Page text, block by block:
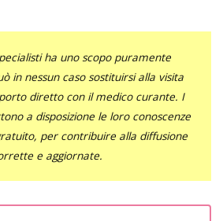
ha uno scopo puramente
in nessun caso sostituirsi alla visita
diretto con il medico curante. I
a disposizione le loro conoscenze
per contribuire alla diffusione
e aggiornate.